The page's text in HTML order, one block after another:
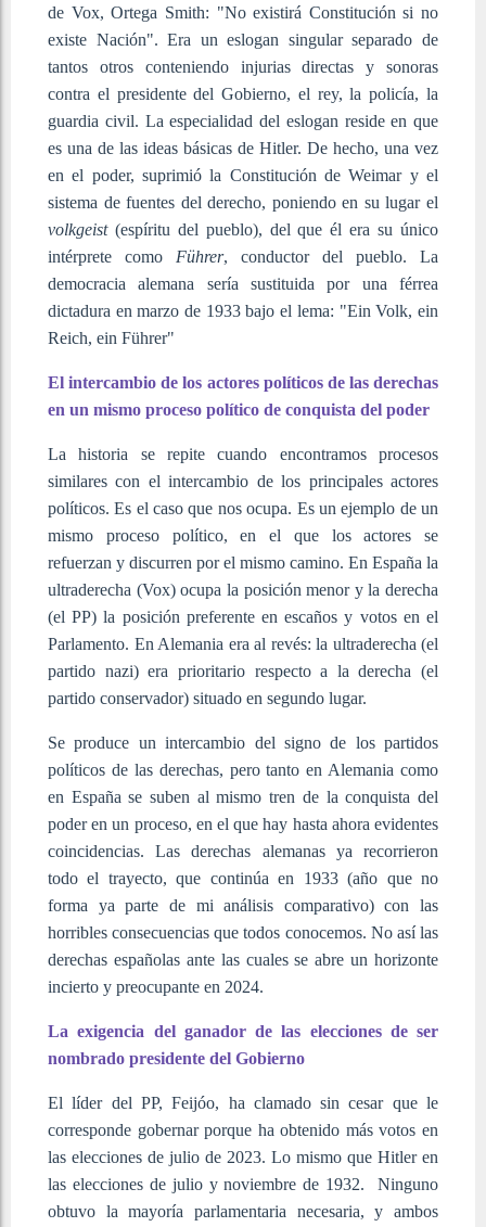
de Vox, Ortega Smith: "No existirá Constitución si no
existe Nación". Era un eslogan singular separado de
tantos otros conteniendo injurias directas y sonoras
contra el presidente del Gobierno, el rey, la policía, la
guardia civil. La especialidad del eslogan reside en que
es una de las ideas básicas de Hitler. De hecho, una vez
en el poder, suprimió la Constitución de Weimar y el
sistema de fuentes del derecho, poniendo en su lugar el
volkgeist(espíritu del pueblo), del que él era su único
intérprete como Führer, conductor del pueblo. La
democracia alemana sería sustituida por una férrea
dictadura en marzo de 1933 bajo el lema: "Ein Volk, ein
Reich, ein Führer"
El intercambio de los actores políticos de las derechas
en un mismo proceso político de conquista del poder
La historia se repite cuando encontramos procesos
similares con el intercambio de los principales actores
políticos. Es el caso que nos ocupa. Es un ejemplo de un
mismo proceso político, en el que los actores se
refuerzan y discurren por el mismo camino. En España la
ultraderecha (Vox) ocupa la posición menor y la derecha
(el PP) la posición preferente en escaños y votos en el
Parlamento. En Alemania era al revés: la ultraderecha (el
partido nazi) era prioritario respecto a la derecha (el
partido conservador) situado en segundo lugar.
Se produce un intercambio del signo de los partidos
políticos de las derechas, pero tanto en Alemania como
en España se suben al mismo tren de la conquista del
poder en un proceso, en el que hay hasta ahora evidentes
coincidencias. Las derechas alemanas ya recorrieron
todo el trayecto, que continúa en 1933 (año que no
forma ya parte de mi análisis comparativo) con las
horribles consecuencias que todos conocemos. No así las
derechas españolas ante las cuales se abre un horizonte
incierto y preocupante en 2024.
La exigencia del ganador de las elecciones de ser
nombrado presidente del Gobierno
El líder del PP, Feijóo, ha clamado sin cesar que le
corresponde gobernar porque ha obtenido más votos en
las elecciones de julio de 2023. Lo mismo que Hitler en
las elecciones de julio y noviembre de 1932. Ninguno
obtuvo la mayoría parlamentaria necesaria, y ambos